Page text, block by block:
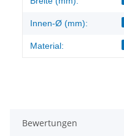
Innen-Ø (mm):
Material:
Bewertungen